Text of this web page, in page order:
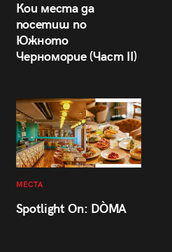
Кои места да
посетиш по
Южното
Черноморие (Част II)
МЕСТА
Spotlight On: DÒMA